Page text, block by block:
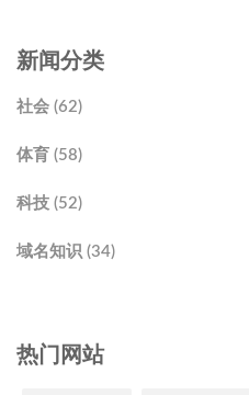
新闻分类
社会 (62)
体育 (58)
科技 (52)
域名知识 (34)
热门网站